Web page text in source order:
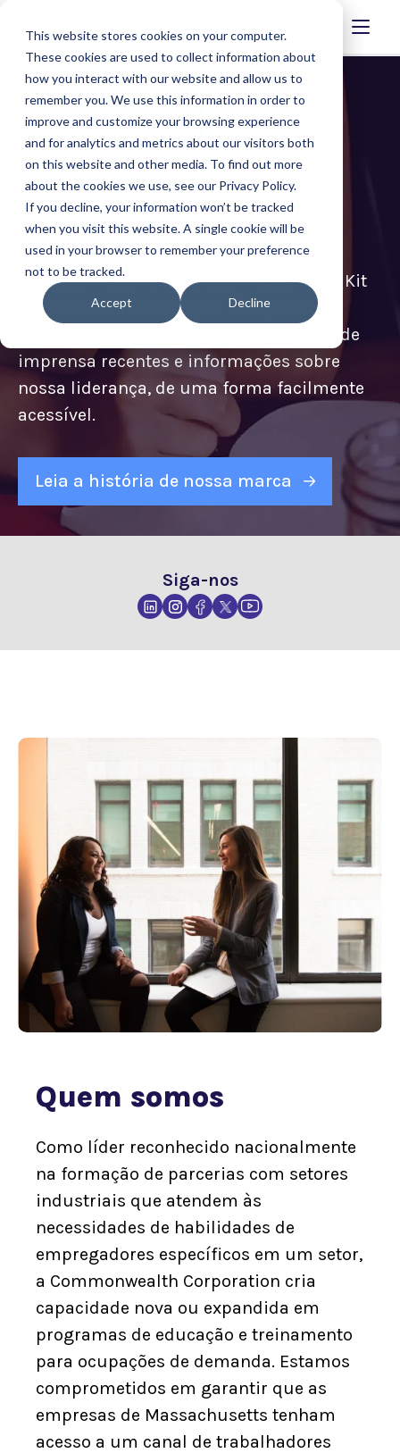
This website stores cookies on your computer.
These cookies are used to collect information about
how you interact with our website and allow us to
remember you. We use this information in order to
improve and customize your browsing experience
and for analytics and metrics about our visitors both
on this website and other media. To find out more
about the cookies we use, see our Privacy Policy.
If you decline, your information won’t be tracked
when you visit this website. A single cookie will be
used in your browser to remember your preference
not to be tracked.
Accept Decline
Press Kit
Tudo o que você precisa saber sobre a
Commonwealth Corporation! Este Press Kit
eletrônico foi criado para compartilhar
ativos digitais da marca, comunicados de
imprensa recentes e informações sobre
nossa liderança, de uma forma facilmente
acessível.
Leia a história de nossa marca
Siga-nos
Quem somos
Como líder reconhecido nacionalmente
na formação de parcerias com setores
industriais que atendem às
necessidades de habilidades de
empregadores específicos em um setor,
a Commonwealth Corporation cria
capacidade nova ou expandida em
programas de educação e treinamento
para ocupações de demanda. Estamos
comprometidos em garantir que as
empresas de Massachusetts tenham
acesso a um canal de trabalhadores